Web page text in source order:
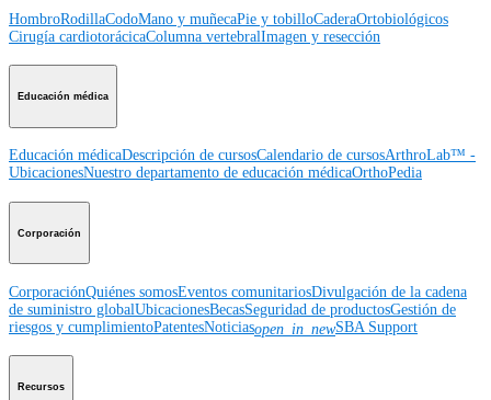
HombroRodillaCodoMano y muñecaPie y tobilloCaderaOrtobiológicos
Cirugía cardiotorácicaColumna vertebralImagen y resección
Educación médica
Educación médicaDescripción de cursosCalendario de cursosArthroLab™ -
UbicacionesNuestro departamento de educación médicaOrthoPedia
Corporación
CorporaciónQuiénes somosEventos comunitariosDivulgación de la cadena
de suministro globalUbicacionesBecasSeguridad de productosGestión de
riesgos y cumplimientoPatentesNoticiasopen_in_newSBA Support
Recursos